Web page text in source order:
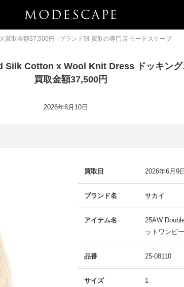
取金額37,500円 | ブランド服 買取の専門店 モードスケープ
Silk Cotton x Wool Knit Dress ドッキング
買取金額37,500円
2026年6月10日
買取日 2026年6月9
ブランド名 サカイ
アイテム名
25AW
ットワンピ
品番 25-08110
サイズ 1